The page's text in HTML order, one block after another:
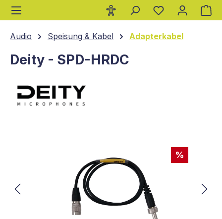
springen
Audio Speisung & Kabel Adapterkabel
Deity - SPD-HRDC
%